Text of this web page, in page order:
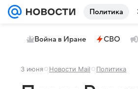
Политика
Война в Иране СВО
3 июня Новости Mail Политика